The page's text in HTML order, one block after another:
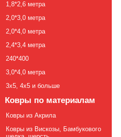
1,8*2,6 метра
2,0*3,0 метра
2,0*4,0 метра
2,4*3,4 метра
240*400
3,0*4,0 метра
3х5, 4х5 и больше
Ковры по материалам
Ковры из Акрила
Ковры из Вискозы, Бамбукового